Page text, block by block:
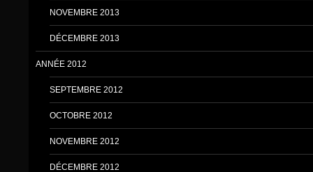
NOVEMBRE 2013
DÉCEMBRE 2013
ANNÉE 2012
SEPTEMBRE 2012
OCTOBRE 2012
NOVEMBRE 2012
DÉCEMBRE 2012